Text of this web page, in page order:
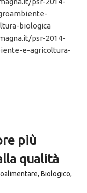
biologica
psr-2014-
e-agricoltura-
più
qualità
, Biologico,